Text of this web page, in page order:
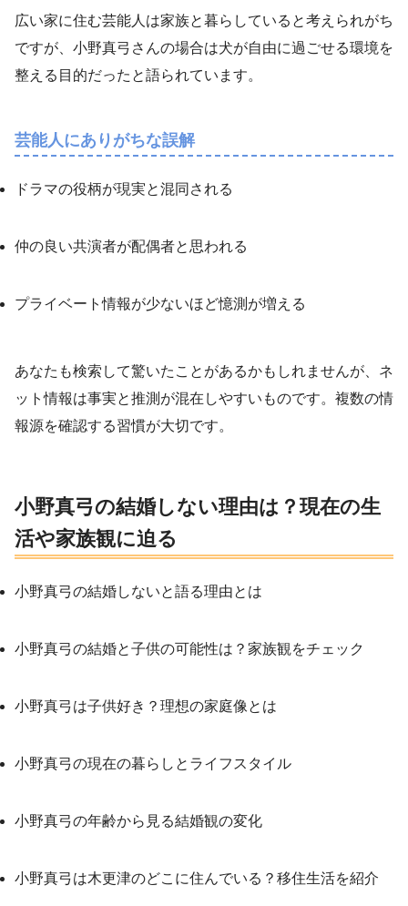
広い家に住む芸能人は家族と暮らしていると考えられがち
ですが、小野真弓さんの場合は犬が自由に過ごせる環境を
整える目的だったと語られています。
芸能人にありがちな誤解
ドラマの役柄が現実と混同される
仲の良い共演者が配偶者と思われる
プライベート情報が少ないほど憶測が増える
あなたも検索して驚いたことがあるかもしれませんが、ネ
ット情報は事実と推測が混在しやすいものです。複数の情
報源を確認する習慣が大切です。
小野真弓の結婚しない理由は？現在の生
活や家族観に迫る
小野真弓の結婚しないと語る理由とは
小野真弓の結婚と子供の可能性は？家族観をチェック
小野真弓は子供好き？理想の家庭像とは
小野真弓の現在の暮らしとライフスタイル
小野真弓の年齢から見る結婚観の変化
小野真弓は木更津のどこに住んでいる？移住生活を紹介